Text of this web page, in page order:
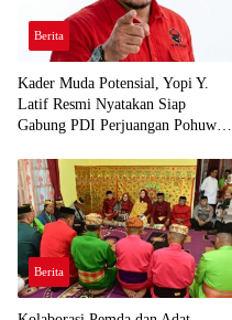
Berita
Kader Muda Potensial, Yopi Y.
Latif Resmi Nyatakan Siap
Gabung PDI Perjuangan Pohuwato
Berita